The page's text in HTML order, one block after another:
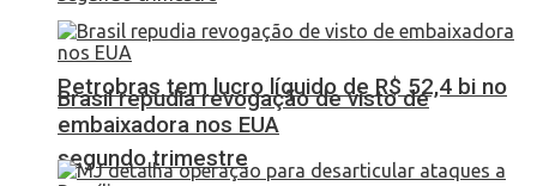
Petrobras tem lucro líquido de R$ 52,4 bi no
segundo trimestre
Brasil repudia revogação de visto de
embaixadora nos EUA